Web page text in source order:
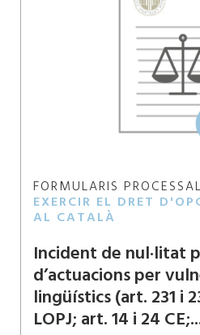
FORMULARIS
EXERCIR EL DRET
AL CATALÀ
Incident de nul·litat
d’actuacions per
lingüístics (art. 231 i
LOPJ; art. 14 i 24